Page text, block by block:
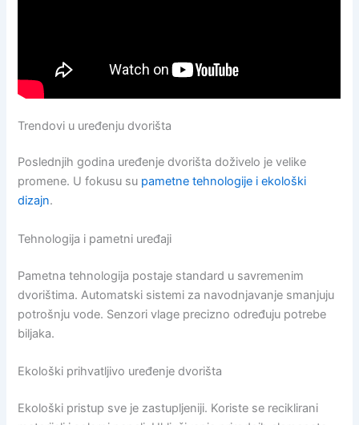
Trendovi u uređenju dvorišta
Poslednjih godina uređenje dvorišta doživelo je velike
promene. U fokusu su pametne tehnologije i ekološki
dizajn.
Tehnologija i pametni uređaji
Pametna tehnologija postaje standard u savremenim
dvorištima. Automatski sistemi za navodnjavanje smanjuju
potrošnju vode. Senzori vlage precizno određuju potrebe
biljaka.
Ekološki prihvatljivo uređenje dvorišta
Ekološki pristup sve je zastupljeniji. Koriste se reciklirani